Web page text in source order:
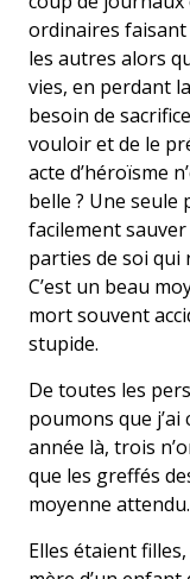
ordinaires faisant
les autres alors
vies, en perdant
besoin de
vouloir et de le
acte d’héroïsme
belle ? Une
facilement
parties de soi
C’est un beau
mort souvent
stupide.
De toutes les
poumons que
année là, trois
que les greffés
moyenne attendu.
Elles étaient